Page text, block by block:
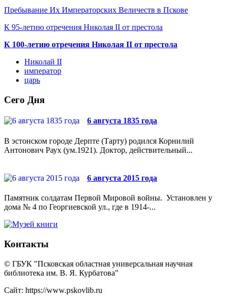
Пребывание Их Императорских Величеств в Пскове
К 95-летию отречения Николая II от престола
К 100-летию отречения Николая II от престола
Николай II
император
царь
Сего Дня
6 августа 1835 года
В эстонском городе Дерпте (Тарту) родился Корнилий
Антонович Раух (ум.1921). Доктор, действительный...
6 августа 2015 года
Памятник солдатам Первой Мировой войны. Установлен у
дома № 4 по Георгиевской ул., где в 1914-...
Контакты
© ГБУК "Псковская областная универсальная научная
библиотека им. В. Я. Курбатова"
Сайт: https://www.pskovlib.ru